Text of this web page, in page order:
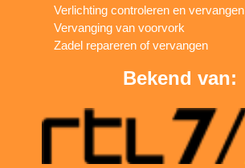
Verlichting controleren en vervangen
Vervanging van voorvork
Zadel repareren of vervangen
Bekend van: